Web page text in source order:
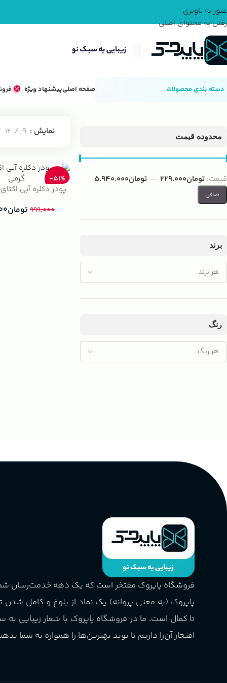
عبور به ناوبری
رفتن به محتوای اصلی
دسته بندی محصولات صفحه اصلیپیشنهاد ویژه
محدوده قیمت
صافی
قيمت: تومان229.000 — تومان5.940.000
برند
رنگ
نمایش 9
12
-51%
پودر دکلره آبی اکتای 500 گرمی
۹۹۹.۰۰۰ تومان
فروشگاه پاپروک مفتخر است که یک دهه خدمت‌رسان
پاپروک (به معنی پروانه) یک نماد از بلوغ و کامل شدن
تا کمال است. ما در فروشگاه پاپروک با شعار زیبایی به
افتخار آن‌را داریم تا نوید بهترین‌ها را همواره به شما